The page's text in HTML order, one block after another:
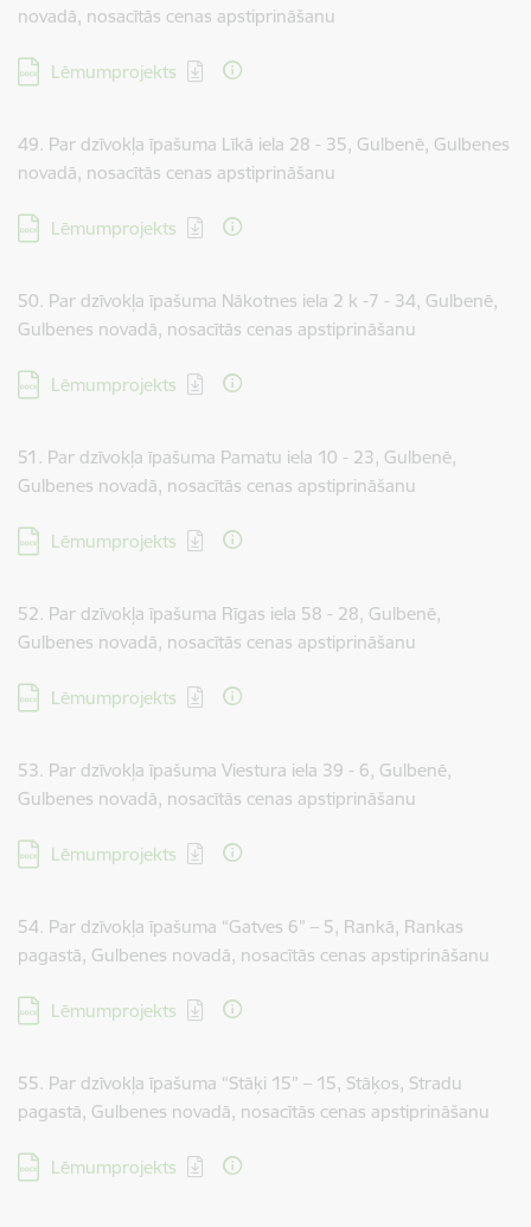
novadā, nosacītās cenas apstiprināšanu
Lejupielādēt:
Lēmumprojekts
49. Par dzīvokļa īpašuma Līkā iela 28 - 35, Gulbenē, Gulbenes
novadā, nosacītās cenas apstiprināšanu
Lejupielādēt:
Lēmumprojekts
50. Par dzīvokļa īpašuma Nākotnes iela 2 k -7 - 34, Gulbenē,
Gulbenes novadā, nosacītās cenas apstiprināšanu
Lejupielādēt:
Lēmumprojekts
51. Par dzīvokļa īpašuma Pamatu iela 10 - 23, Gulbenē,
Gulbenes novadā, nosacītās cenas apstiprināšanu
Lejupielādēt:
Lēmumprojekts
52. Par dzīvokļa īpašuma Rīgas iela 58 - 28, Gulbenē,
Gulbenes novadā, nosacītās cenas apstiprināšanu
Lejupielādēt:
Lēmumprojekts
53. Par dzīvokļa īpašuma Viestura iela 39 - 6, Gulbenē,
Gulbenes novadā, nosacītās cenas apstiprināšanu
Lejupielādēt:
Lēmumprojekts
54. Par dzīvokļa īpašuma “Gatves 6” – 5, Rankā, Rankas
pagastā, Gulbenes novadā, nosacītās cenas apstiprināšanu
Lejupielādēt:
Lēmumprojekts
55. Par dzīvokļa īpašuma “Stāķi 15” – 15, Stāķos, Stradu
pagastā, Gulbenes novadā, nosacītās cenas apstiprināšanu
Lejupielādēt:
Lēmumprojekts